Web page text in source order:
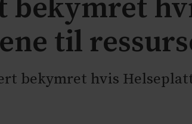
bekymret
til
bekymret hvis